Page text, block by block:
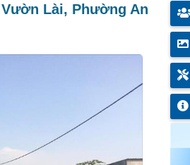
Lài, Phường An